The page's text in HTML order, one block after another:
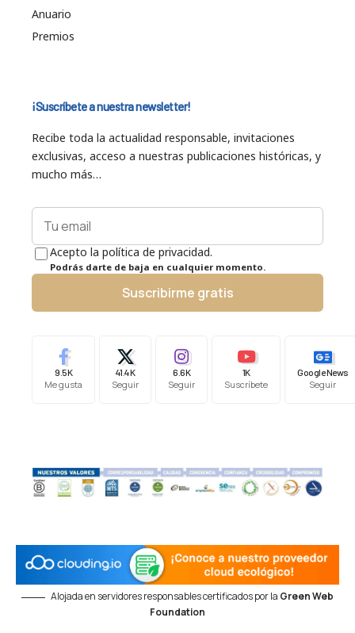
Anuario
Premios
¡Suscríbete a nuestra newsletter!
Recibe toda la actualidad responsable, invitaciones
exclusivas, acceso a nuestras publicaciones históricas, y
mucho más…
Acepto la política de privacidad.
Podrás darte de baja en cualquier momento.
Suscribirme gratis
9.5K
Me gusta
41.4K
Seguir
6.6K
Seguir
1K
Suscríbete
Google News
Seguir
Alojada en servidores responsables certificados por la Green Web
Foundation